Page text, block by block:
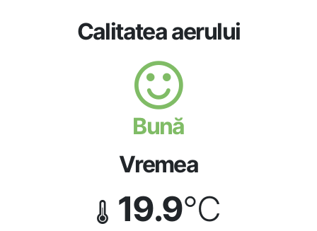
Calitatea aerului
Bună
Vremea
19.9°C